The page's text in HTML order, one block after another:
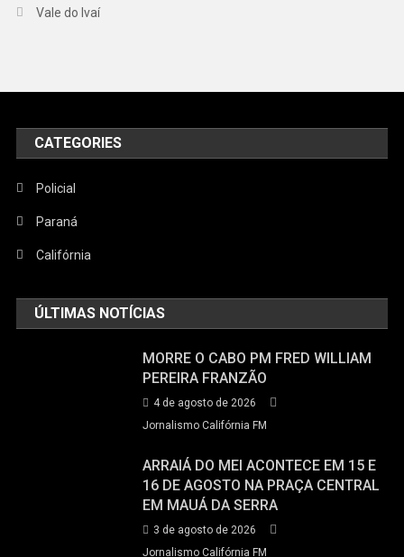
Vale do Ivaí
CATEGORIES
Policial
Paraná
Califórnia
ÚLTIMAS NOTÍCIAS
MORRE O CABO PM FRED WILLIAM
PEREIRA FRANZÃO
4 de agosto de 2026
Jornalismo Califórnia FM
ARRAIÁ DO MEI ACONTECE EM 15 E
16 DE AGOSTO NA PRAÇA CENTRAL
EM MAUÁ DA SERRA
3 de agosto de 2026
Jornalismo Califórnia FM